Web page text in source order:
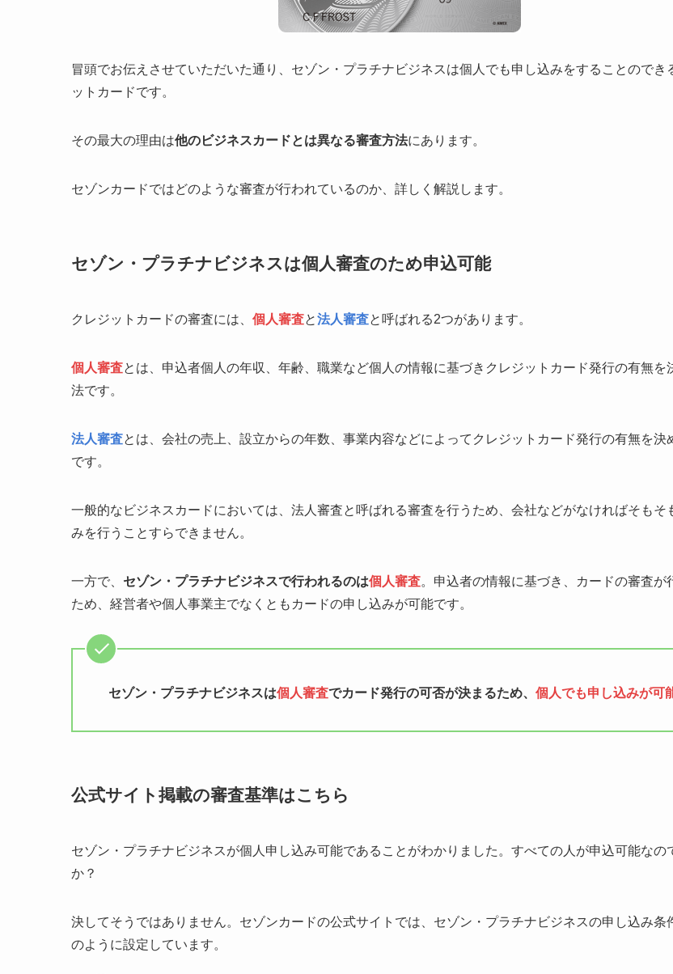
冒頭でお伝えさせていただいた通り、セゾン・プラチナビジネスは個人でも申し込みをすることのでき
ットカードです。
その最大の理由は他のビジネスカードとは異なる審査方法にあります。
セゾンカードではどのような審査が行われているのか、詳しく解説します。
セゾン・プラチナビジネスは個人審査のため申込可能
クレジットカードの審査には、 個人審査と法人審査と呼ばれる2つがあります。
個人審査とは、申込者個人の年収、年齢、職業など個人の情報に基づきクレジットカード発行の有無を
法です。
法人審査とは、会社の売上、設立からの年数、事業内容などによってクレジットカード発行の有無を決
です。
一般的なビジネスカードにおいては、法人審査と呼ばれる審査を行うため、会社などがなければそもそ
みを行うことすらできません。
一方で、 セゾン・プラチナビジネスで行われるのは個人審査。申込者の情報に基づき、カードの審査が
ため、経営者や個人事業主でなくともカードの申し込みが可能です。
セゾン・プラチナビジネスは個人審査でカード発行の可否が決まるため、 個人でも申し込みが可
公式サイト掲載の審査基準はこちら
セゾン・プラチナビジネスが個人申し込み可能であることがわかりました。すべての人が申込可能なの
か？
決してそうではありません。セゾンカードの公式サイトでは、セゾン・プラチナビジネスの申し込み条
のように設定しています。